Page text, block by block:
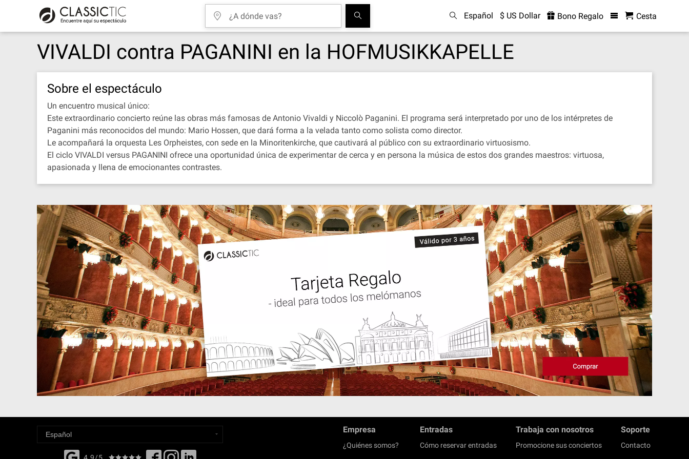
Español $ US Dollar Bono Regalo Cesta
VIVALDI contra PAGANINI en la HOFMUSIKKAPELLE
Sobre el espectáculo
Un encuentro musical único:
Este extraordinario concierto reúne las obras más famosas de Antonio Vivaldi y Niccolò Paganini. El programa será interpretado por uno de los intérpretes de
Paganini más reconocidos del mundo: Mario Hossen, que dará forma a la velada tanto como solista como director.
Le acompañará la orquesta Les Orpheistes, con sede en la Minoritenkirche, que cautivará al público con su extraordinario virtuosismo.
El ciclo VIVALDI versus PAGANINI ofrece una oportunidad única de experimentar de cerca y en persona la música de estos dos grandes maestros: virtuosa,
apasionada y llena de emocionantes contrastes.
4,9/5
Empresa
¿Quiénes somos?
Entradas
Cómo reservar entradas
Trabaja con nosotros
Promocione sus conciertos
Soporte
Contacto